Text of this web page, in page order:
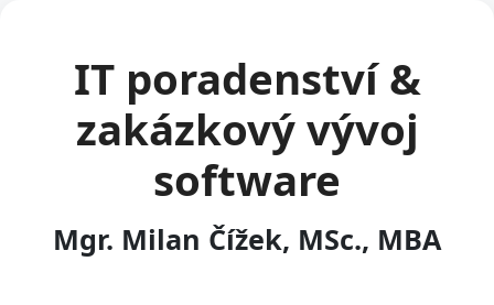
IT poradenství &
zakázkový vývoj
software
Mgr. Milan Čížek, MSc., MBA